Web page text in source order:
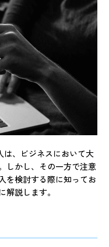
は、ビジネスにおいて大
しかし、その一方で注意
を検討する際に知ってお
説します。